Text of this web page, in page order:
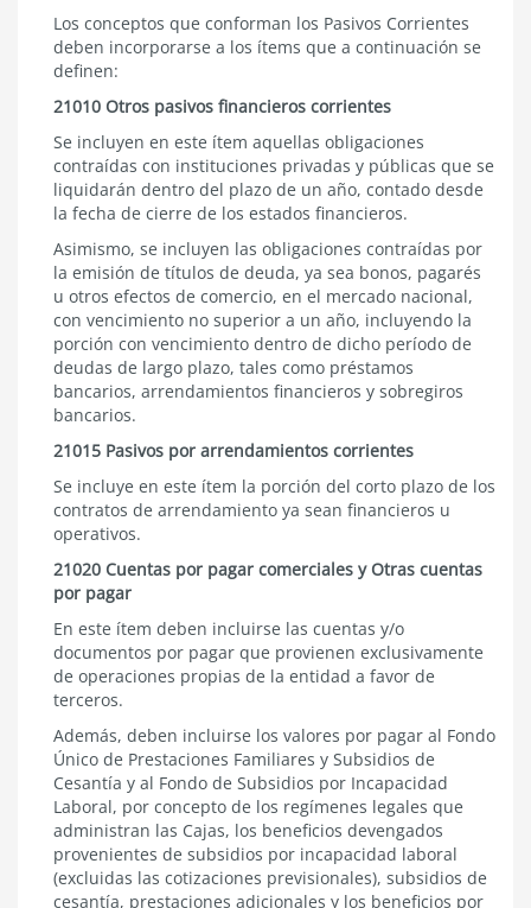
Los conceptos que conforman los Pasivos Corrientes
deben incorporarse a los ítems que a continuación se
definen:
21010 Otros pasivos financieros corrientes
Se incluyen en este ítem aquellas obligaciones
contraídas con instituciones privadas y públicas que se
liquidarán dentro del plazo de un año, contado desde
la fecha de cierre de los estados financieros.
Asimismo, se incluyen las obligaciones contraídas por
la emisión de títulos de deuda, ya sea bonos, pagarés
u otros efectos de comercio, en el mercado nacional,
con vencimiento no superior a un año, incluyendo la
porción con vencimiento dentro de dicho período de
deudas de largo plazo, tales como préstamos
bancarios, arrendamientos financieros y sobregiros
bancarios.
21015 Pasivos por arrendamientos corrientes
Se incluye en este ítem la porción del corto plazo de los
contratos de arrendamiento ya sean financieros u
operativos.
21020 Cuentas por pagar comerciales y Otras cuentas
por pagar
En este ítem deben incluirse las cuentas y/o
documentos por pagar que provienen exclusivamente
de operaciones propias de la entidad a favor de
terceros.
Además, deben incluirse los valores por pagar al Fondo
Único de Prestaciones Familiares y Subsidios de
Cesantía y al Fondo de Subsidios por Incapacidad
Laboral, por concepto de los regímenes legales que
administran las Cajas, los beneficios devengados
provenientes de subsidios por incapacidad laboral
(excluidas las cotizaciones previsionales), subsidios de
cesantía, prestaciones adicionales y los beneficios por